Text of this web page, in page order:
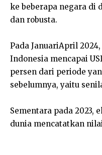
ke beberapa negara di
dan robusta.
Pada JanuariApril
Indonesia mencapai
persen dari periode
sebelumnya, yaitu
Sementara pada 2023,
dunia mencatatkan